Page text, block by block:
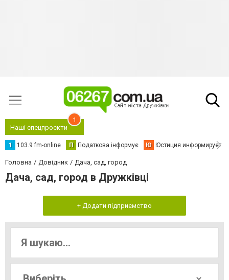
Наші спецпроєкти
1
1 103.9 fm-online П Податкова інформує Ю Юстиция информирует
Головна Довідник Дача, сад, город
Дача, сад, город в Дружківці
+ Додати підприємство